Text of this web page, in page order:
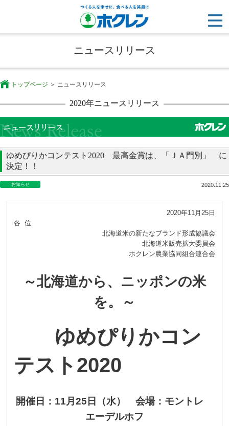
ニュースリリース
トップページ ニュースリリース
2020年ニュースリリース
ゆめぴりかコンテスト2020 最高金賞は、「ＪＡ門別」 に
決定！！
お知らせ 2020.11.25
2020年11月25日
各 位
北海道米の新たなブランド形成協議会
北海道米販売拡大委員会
ホクレン農業協同組合連合会
～北海道から、ニッポンの米
を。～
ゆめぴりかコン
テスト 2020
開催日： 11月 25 日（水） 会場： モントレ
エーデルホフ